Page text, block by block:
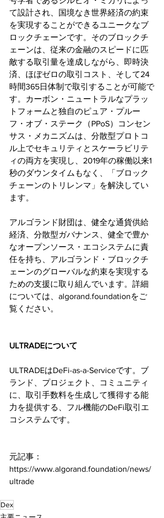
て設計され、国境なき世界経済の約束
を実現することができるユニークなブ
ロックチェーンです。そのブロックチ
ェーンは、従来の金融のスピードに匹
敵する取引量を達成しながら、即時決
済、ほぼゼロの取引コスト、そして24
時間365日体制で取引することが可能で
す。カーボン・ニュートラルなプラッ
トフォームと独自のピュア・プルー
フ・オブ・ステーク（PPoS）コンセン
サス・メカニズムは、分散型プロトコ
ル上でセキュリティとスケーラビリテ
ィの両方を実現し、2019年の稼働以来1
秒のダウンタイムもなく、「ブロック
チェーンのトリレンマ」を解決してい
ます。
アルゴランド財団は、健全な通貨供給
経済、分散型ガバナンス、健全で豊か
なオープンソース・エコシステムに責
任を持ち、アルゴランド・ブロックチ
ェーンのグローバルな約束を実現する
ための支援に取り組んでいます。詳細
については、algorand.foundationをご
覧ください。
ULTRADEについて
ULTRADEはDeFi-as-a-Serviceです。ブ
ランド、プロジェクト、コミュニティ
に、取引手数料を生成して獲得する能
力を提供する、フル機能のDeFi取引エ
コシステムです。
元記事：
https://www.algorand.foundation/news/
ultrade
Dex